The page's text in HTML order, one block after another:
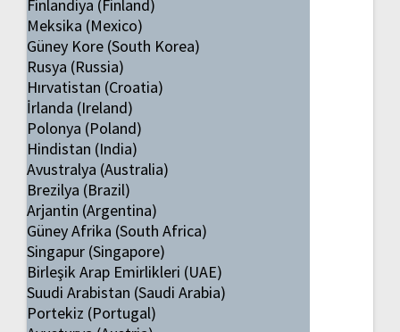
Finlandiya (Finland)
Meksika (Mexico)
Güney Kore (South Korea)
Rusya (Russia)
Hırvatistan (Croatia)
İrlanda (Ireland)
Polonya (Poland)
Hindistan (India)
Avustralya (Australia)
Brezilya (Brazil)
Arjantin (Argentina)
Güney Afrika (South Africa)
Singapur (Singapore)
Birleşik Arap Emirlikleri (UAE)
Suudi Arabistan (Saudi Arabia)
Portekiz (Portugal)